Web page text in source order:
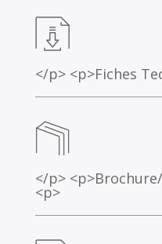
</p> <p>Fiches
</p>
<p>